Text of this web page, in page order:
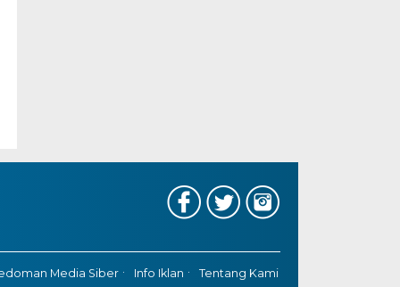
Media Siber Info Iklan Tentang Kami